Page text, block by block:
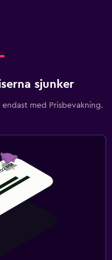
sjunker
med Prisbevakning.